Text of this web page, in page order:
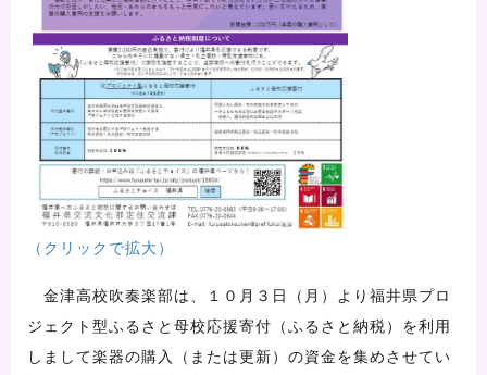
（クリックで拡大）
金津高校吹奏楽部は、１０月３日（月）より福井県プロ
ジェクト型ふるさと母校応援寄付（ふるさと納税）を利用
しまして楽器の購入（または更新）の資金を集めさせてい